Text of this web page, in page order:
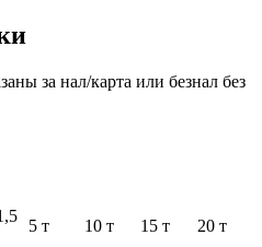
за нал/карта или безнал без
5 т 10 т 15 т 20 т